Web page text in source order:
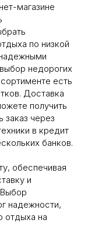
магазине
по низкой
недорогих
есть
Доставка
получить
через
в кредит
банков.
обеспечивая
и
надежности,
отдыха на